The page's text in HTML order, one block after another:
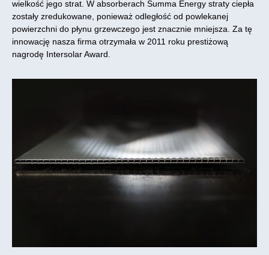
wielkość jego strat. W absorberach Summa Energy straty ciepła
zostały zredukowane, ponieważ odległość od powlekanej
powierzchni do płynu grzewczego jest znacznie mniejsza. Za tę
innowację nasza firma otrzymała w 2011 roku prestiżową
nagrodę Intersolar Award.